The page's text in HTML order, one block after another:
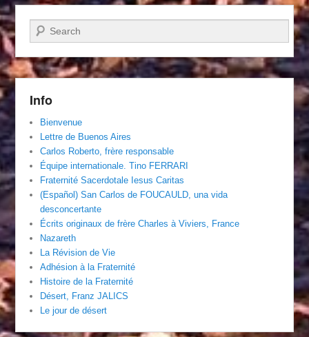
Recherche
Info
Bienvenue
Lettre de Buenos Aires
Carlos Roberto, frère responsable
Équipe internationale. Tino FERRARI
Fraternité Sacerdotale Iesus Caritas
(Español) San Carlos de FOUCAULD, una vida
desconcertante
Écrits originaux de frère Charles à Viviers, France
Nazareth
La Révision de Vie
Adhésion à la Fraternité
Histoire de la Fraternité
Désert, Franz JALICS
Le jour de désert